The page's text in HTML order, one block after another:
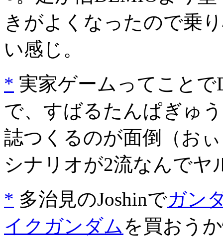
きがよくなったので乗
い感じ。
* 実家ゲームってことで
で、すばるたんぱぎゅ
誌つくるのが面倒（お
シナリオが2流なんでヤ
* 多治見のJoshinでガン
イクガンダムを買おう